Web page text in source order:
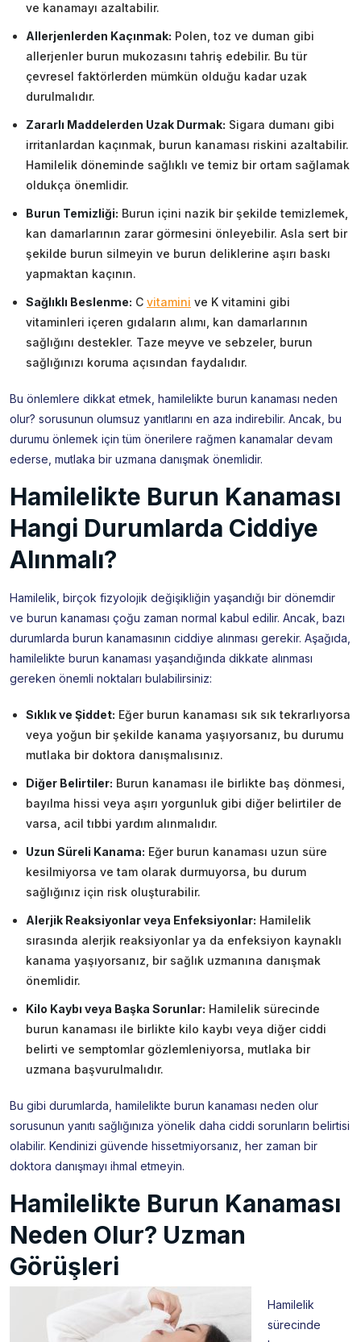
ve kanamayı azaltabilir.
Allerjenlerden Kaçınmak: Polen, toz ve duman gibi
allerjenler burun mukozasını tahriş edebilir. Bu tür
çevresel faktörlerden mümkün olduğu kadar uzak
durulmalıdır.
Zararlı Maddelerden Uzak Durmak: Sigara dumanı gibi
irritanlardan kaçınmak, burun kanaması riskini azaltabilir.
Hamilelik döneminde sağlıklı ve temiz bir ortam sağlamak
oldukça önemlidir.
Burun Temizliği: Burun içini nazik bir şekilde temizlemek,
kan damarlarının zarar görmesini önleyebilir. Asla sert bir
şekilde burun silmeyin ve burun deliklerine aşırı baskı
yapmaktan kaçının.
Sağlıklı Beslenme: C vitamini ve K vitamini gibi
vitaminleri içeren gıdaların alımı, kan damarlarının
sağlığını destekler. Taze meyve ve sebzeler, burun
sağlığınızı koruma açısından faydalıdır.
Bu önlemlere dikkat etmek, hamilelikte burun kanaması neden
olur? sorusunun olumsuz yanıtlarını en aza indirebilir. Ancak, bu
durumu önlemek için tüm önerilere rağmen kanamalar devam
ederse, mutlaka bir uzmana danışmak önemlidir.
Hamilelikte Burun Kanaması
Hangi Durumlarda Ciddiye
Alınmalı?
Hamilelik, birçok fizyolojik değişikliğin yaşandığı bir dönemdir
ve burun kanaması çoğu zaman normal kabul edilir. Ancak, bazı
durumlarda burun kanamasının ciddiye alınması gerekir. Aşağıda,
hamilelikte burun kanaması yaşandığında dikkate alınması
gereken önemli noktaları bulabilirsiniz:
Sıklık ve Şiddet: Eğer burun kanaması sık sık tekrarlıyorsa
veya yoğun bir şekilde kanama yaşıyorsanız, bu durumu
mutlaka bir doktora danışmalısınız.
Diğer Belirtiler: Burun kanaması ile birlikte baş dönmesi,
bayılma hissi veya aşırı yorgunluk gibi diğer belirtiler de
varsa, acil tıbbi yardım alınmalıdır.
Uzun Süreli Kanama: Eğer burun kanaması uzun süre
kesilmiyorsa ve tam olarak durmuyorsa, bu durum
sağlığınız için risk oluşturabilir.
Alerjik Reaksiyonlar veya Enfeksiyonlar: Hamilelik
sırasında alerjik reaksiyonlar ya da enfeksiyon kaynaklı
kanama yaşıyorsanız, bir sağlık uzmanına danışmak
önemlidir.
Kilo Kaybı veya Başka Sorunlar: Hamilelik sürecinde
burun kanaması ile birlikte kilo kaybı veya diğer ciddi
belirti ve semptomlar gözlemleniyorsa, mutlaka bir
uzmana başvurulmalıdır.
Bu gibi durumlarda, hamilelikte burun kanaması neden olur
sorusunun yanıtı sağlığınıza yönelik daha ciddi sorunların belirtisi
olabilir. Kendinizi güvende hissetmiyorsanız, her zaman bir
doktora danışmayı ihmal etmeyin.
Hamilelikte Burun Kanaması
Neden Olur? Uzman
Görüşleri
Hamilelik
sürecinde